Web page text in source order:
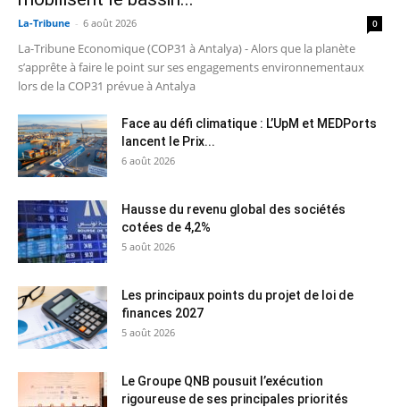
La-Tribune - 6 août 2026 0
La-Tribune Economique (COP31 à Antalya) - Alors que la planète
s’apprête à faire le point sur ses engagements environnementaux
lors de la COP31 prévue à Antalya
Face au défi climatique : L’UpM et MEDPorts
lancent le Prix...
6 août 2026
Hausse du revenu global des sociétés
cotées de 4,2%
5 août 2026
Les principaux points du projet de loi de
finances 2027
5 août 2026
Le Groupe QNB pousuit l’exécution
rigoureuse de ses principales priorités